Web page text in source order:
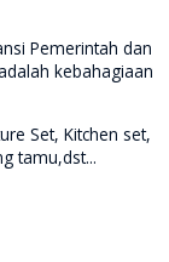
Pemerintah dan
kebahagiaan
Set, Kitchen set,
tamu,dst...